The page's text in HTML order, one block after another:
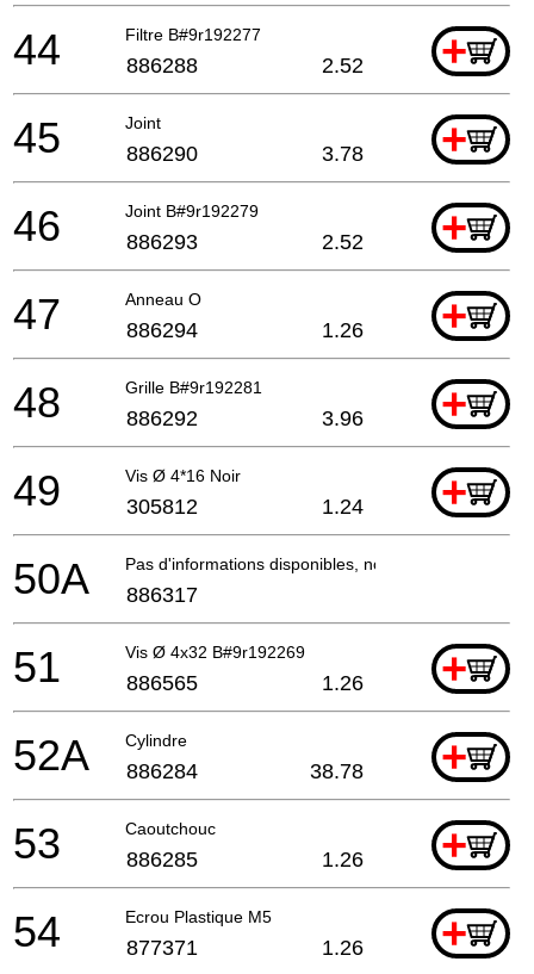
Filtre B#9r192277 +
44 886288 2.52
Joint +
45 886290 3.78
Joint B#9r192279 +
46 886293 2.52
Anneau O +
47 886294 1.26
Grille B#9r192281 +
48 886292 3.96
Vis Ø 4*16 Noir +
49 305812 1.24
Pas d'informations disponibles, non commandable
50A 886317
Vis Ø 4x32 B#9r192269 +
51 886565 1.26
Cylindre +
52A 886284 38.78
Caoutchouc +
53 886285 1.26
Ecrou Plastique M5 +
54 877371 1.26